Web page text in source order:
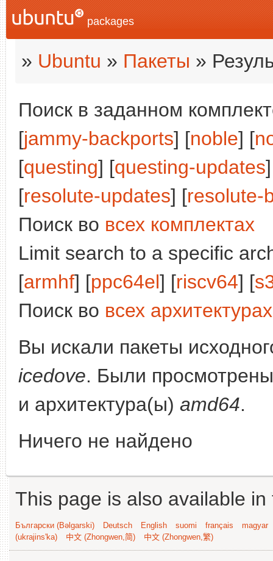
packages
» Ubuntu » Пакеты »
Поиск в заданном
[jammy-backports] [noble] [
[questing] [questing-updates
[resolute-updates] [resolute-
Поиск во всех комплектах
Limit search to a specific
[armhf] [ppc64el] [riscv64] [
Поиск во всех архитектурах
Вы искали пакеты
icedove. Были
и архитектура(ы) amd64.
Ничего не найдено
This page is also available
Български (Bəlgarski) Deutsch English suomi français
magyar
(ukrajins'ka)
中文 (Zhongwen,简) 中文 (Zhongwen,繁)